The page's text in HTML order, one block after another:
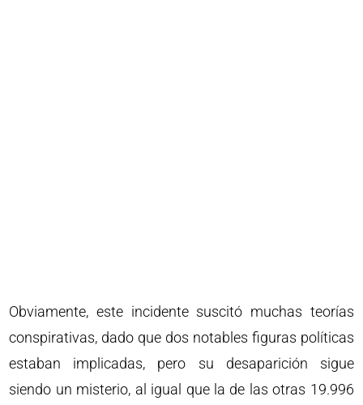
Obviamente, este incidente suscitó muchas teorías
conspirativas, dado que dos notables figuras políticas
estaban implicadas, pero su desaparición sigue
siendo un misterio, al igual que la de las otras 19.996